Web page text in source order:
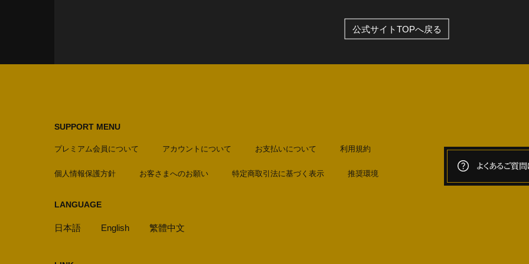
公式サイトTOPへ戻る
SUPPORT MENU
プレミアム会員について アカウントについて お支払いについて 利用規約
個人情報保護方針 お客さまへのお願い 特定商取引法に基づく表示 推奨環境
LANGUAGE
日本語 English 繁體中文
よくあるご質問